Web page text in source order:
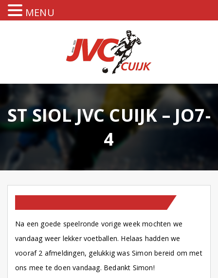
ST SIOL JVC CUIJK – JO7-
4
Na een goede speelronde vorige week mochten we
vandaag weer lekker voetballen. Helaas hadden we
vooraf 2 afmeldingen, gelukkig was Simon bereid om met
ons mee te doen vandaag. Bedankt Simon!
MENU